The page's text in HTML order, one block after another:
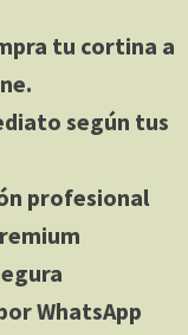
tu cortina a
según tus
profesional
WhatsApp